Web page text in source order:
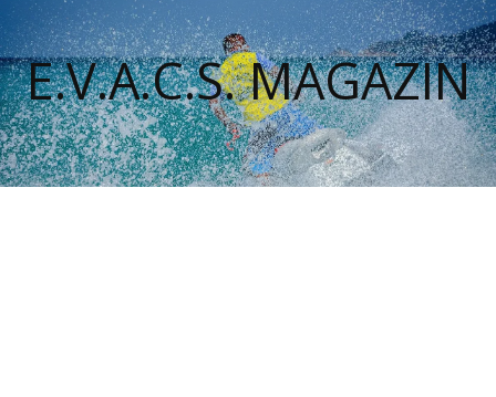
E.V.A.C.S. MAGAZIN